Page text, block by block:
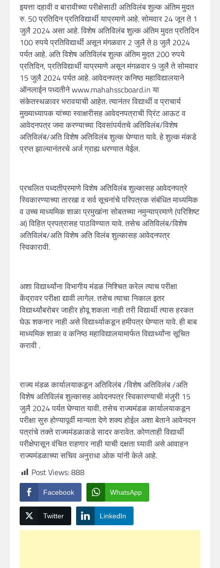
इयत्ता दहावी व बारावीच्या परीक्षेसाठी अतिविलंब शुल्क अंतिम मुदत
रु. 50 प्रतिदिन प्रतिविद्यार्थी याप्रमाणे आहे. सोमवार 24 जून ते 1
जुलै 2024 असा आहे. विशेष अतिविलंब शुल्क अंतिम मुदत प्रतिदिन
100 रुपये प्रतिविद्यार्थी असून मंगळवार 2 जुलै ते 8 जुलै 2024
पर्यत आहे. अति विशेष अतिविलंब शुल्क अंतिम मुदत 200 रुपये
प्रतिदिन, प्रतिविद्यार्थी याप्रमाणे असून मंगळवार 9 जुलै ते सोमवार
15 जुलै 2024 पर्यत आहे. आवेदनपत्र कनिष्ठ महाविद्यालयाने
ऑनलाईन पध्दतीने www.mahahsscboard.in या
संकेतस्थळावर भरावयाची आहेत. त्यानंतर विद्यार्थी व प्राचार्य
मुख्याध्यापक यांच्या स्वाक्षरीसह आवेदनपत्राची प्रिंट आऊट व
आवेदनपत्र जमा करण्याच्या दिवसांपर्यतचे अतिविलंब/विशेष
अतिविलंब/अति विशेष अतिविलंब शुल्क घेण्यात यावे. हे शुल्क मंकडे
प्रप्त झाल्यानंतरचे अर्ज ग्राह्य धरण्यात येईल.
प्रचलि‍त पध्दतीप्रमाणे विशेष अतिविलंब शुल्कासह आवेदनपत्रे
स्विकारण्याच्या तारखा व सर्व सूचनांचे परिपत्रक संबंधित माध्यमिक
व उच्च माध्यमिक शाळा प्रमुखांना सोबतच्या नमुन्याप्रमाणे (परिशिष्ट
अ) विहित प्रपत्रासह पाठविण्यात यावे. तसेच अतिविलंब/विशेष
अतिविलंब/अति विशेष अति विलंब शुल्कासह आवेदनपत्र
स्विकारावी.
अशा विद्यार्थ्यांना विभागीय मंडळ निश्चित करेल त्याच परीक्षा
केंद्रावर परीक्षा द्यावी लागेल. तसेच त्याचा निकाल इतर
विद्यार्थ्यांबरोबर जाहीर होवू शकला नाही तरी विद्यार्थी त्यास हरकत
घेऊ शकनार नाही असे विद्यार्थ्याकडून हमीपत्र घेण्यात यावे. ही बाब
माध्यमिक शाळा व कनिष्ठ महाविद्यालयामार्फत विद्यार्थ्यांना सूचित
करावी .
राज्य मंडळ कार्यालयाकडून अतिविलंब /विशेष अतिविलंब /अति
विशेष अतिविलंब शुल्कासह आवेदनपत्र स्विकारण्याची मंजुरी 15
जुलै 2024 पर्यत घेण्यात यावी. तसेच राज्यमंडळ कार्यालयाकडून
परीक्षा सुरु होण्यापूर्वी मान्यता देणे शक्य होईल अशा बेताने आवेनदन
पत्रांचे तक्ते राज्यमंडळाकडे सादर करावेत. कोणताही विद्यार्थी
परीक्षेपासून वंचित राहणार नाही याची दक्षता घ्यावी असे आवाहन
राज्यमंडळाच्या सचिव अनुराधा ओक यांनी केले आहे.
Post Views:888
Facebook WhatsApp
Twitter LinkedIn